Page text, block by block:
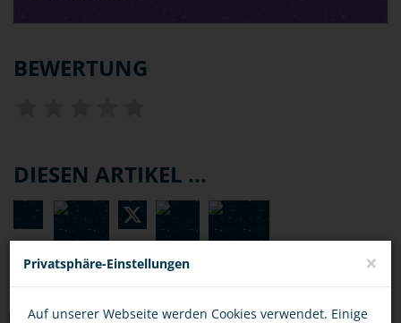
BEWERTUNG
DIESEN ARTIKEL ...
Privatsphäre-Einstellungen ×
Auf unserer Webseite werden Cookies verwendet. Einige